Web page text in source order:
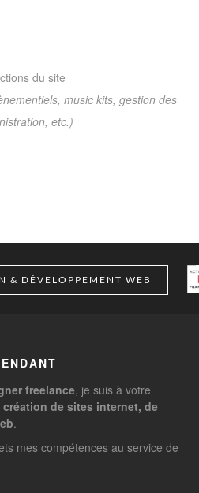
du site
music kits, gestion des
etc.)
& DÉVELOPPEMENT WEB
freelance, je suis à votre
création de sites internet, de
.
mes compétences au service de